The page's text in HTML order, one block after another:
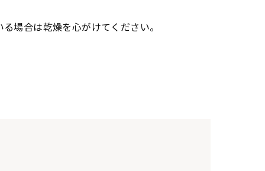
場合は乾燥を心がけてください。